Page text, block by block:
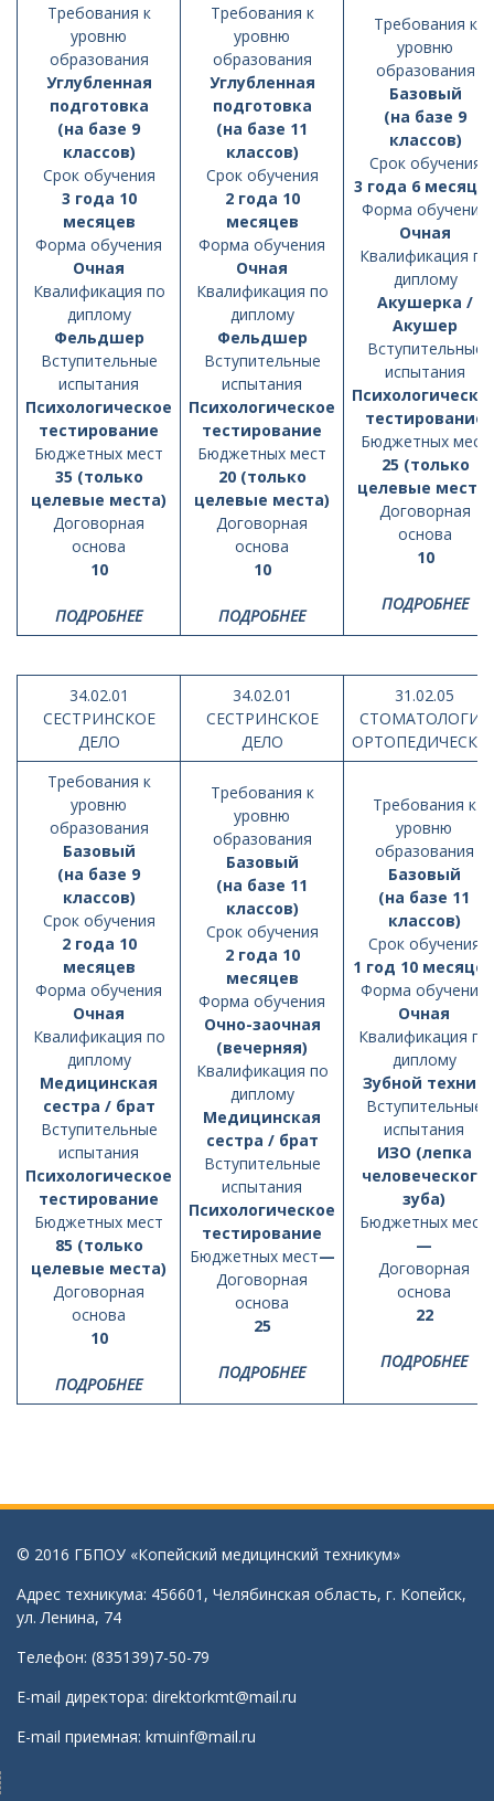
Требования к
уровню
образования
Углубленная
подготовка
(на базе 9
классов)
Cрок обучения
3 года 10
месяцев
Форма обучения
Очная
Квалификация по
диплому
Фельдшер
Вступительные
испытания
Психологическое
тестирование
Бюджетных мест
35 (только
целевые места)
Договорная
основа
10
ПОДРОБНЕЕ
Требования к
уровню
образования
Углубленная
подготовка
(на базе 11
классов)
Cрок обучения
2 года 10
месяцев
Форма обучения
Очная
Квалификация по
диплому
Фельдшер
Вступительные
испытания
Психологическое
тестирование
Бюджетных мест
20 (только
целевые места)
Договорная
основа
10
ПОДРОБНЕЕ
Требования к
уровню
образования
Базовый
(на базе 9
классов)
Cрок обучения
3 года 6
Форма обучения
Очная
Квалификация по
диплому
Акушерка /
Акушер
Вступительные
испытания
тестирование
Бюджетных мест
25 (только
целевые места)
Договорная
основа
10
ПОДРОБНЕЕ
34.02.01
СЕСТРИНСКОЕ
ДЕЛО
34.02.01
СЕСТРИНСКОЕ
ДЕЛО
31.02.05
СТОМАТОЛОГИЯ
Требования к
уровню
образования
Базовый
(на базе 9
классов)
Cрок обучения
2 года 10
месяцев
Форма обучения
Очная
Квалификация по
диплому
Медицинская
сестра / брат
Вступительные
испытания
Психологическое
тестирование
Бюджетных мест
85 (только
целевые места)
Договорная
основа
10
ПОДРОБНЕЕ
Требования к
уровню
образования
Базовый
(на базе 11
классов)
Cрок обучения
2 года 10
месяцев
Форма обучения
Очно-заочная
(вечерняя)
Квалификация по
диплому
Медицинская
сестра / брат
Вступительные
испытания
Психологическое
тестирование
Бюджетных мест—
Договорная
основа
25
ПОДРОБНЕЕ
Требования к
уровню
образования
Базовый
(на базе 11
классов)
Cрок обучения
1 год 10 месяцев
Форма обучения
Очная
Квалификация по
диплому
Зубной техник
Вступительные
испытания
ИЗО (лепка
человеческого
зуба)
Бюджетных мест
—
Договорная
основа
22
ПОДРОБНЕЕ
© 2016 ГБПОУ «Копейский медицинский техникум»
Адрес техникума: 456601, Челябинская область, г. Копейск,
ул. Ленина, 74
Телефон: (835139)7-50-79
E-mail директора: direktorkmt@mail.ru
E-mail приемная: kmuinf@mail.ru